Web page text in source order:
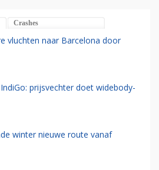
Crashes
vluchten naar Barcelona door
prijsvechter doet widebody-
winter nieuwe route vanaf